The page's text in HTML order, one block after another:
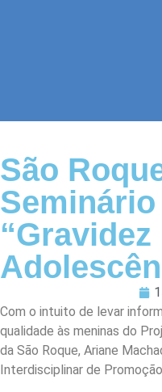
São
“Gravidez
Com o intuito de levar
qualidade às meninas do
da São Roque, Ariane
Interdisciplinar de